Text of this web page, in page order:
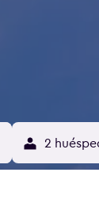
2